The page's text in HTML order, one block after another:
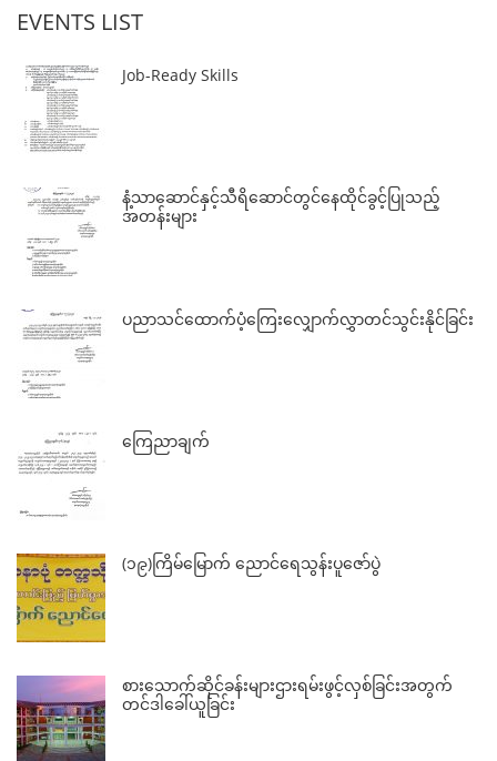
EVENTS LIST
Job-Ready Skills
နံ့သာဆောင်နှင့်သီရိဆောင်တွင်နေထိုင်ခွင့်ပြုသည့်
အတန်းများ
ပညာသင်ထောက်ပံ့ကြေးလျှောက်လွှာတင်သွင်းနိုင်ခြင်း
ကြေညာချက်
(၁၉)ကြိမ်မြောက် ညောင်ရေသွန်းပူဇော်ပွဲ
စားသောက်ဆိုင်ခန်းများဌားရမ်းဖွင့်လှစ်ခြင်းအတွက်
တင်ဒါခေါ်ယူခြင်း